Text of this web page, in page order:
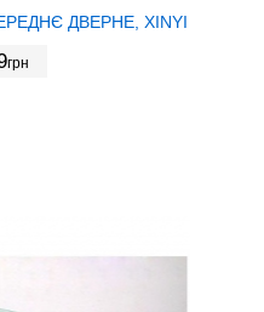
ДВЕРНЕ, XINYI
грн